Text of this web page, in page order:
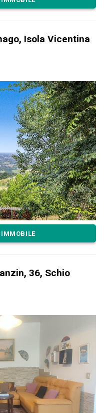
Isola Vicentina
IMMOBILE
36, Schio